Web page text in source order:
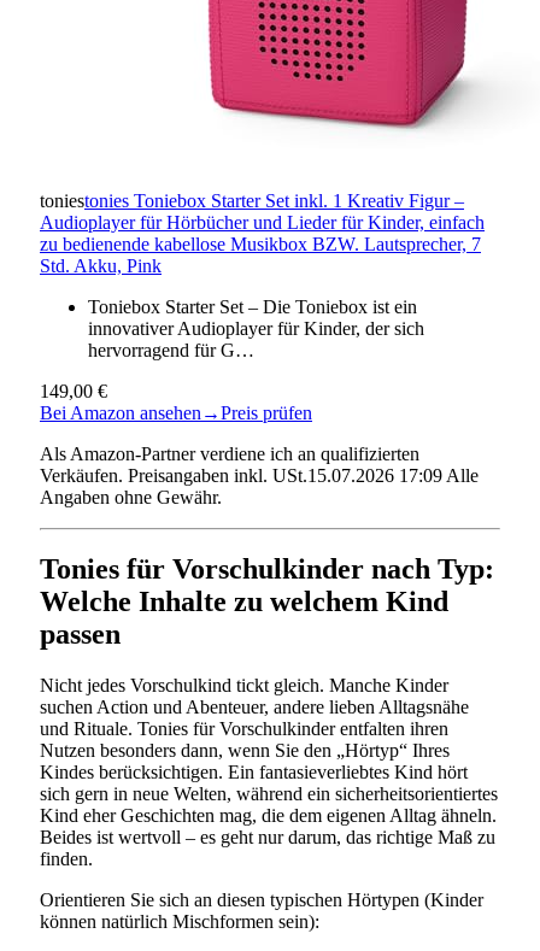
toniestonies Toniebox Starter Set inkl. 1 Kreativ Figur –
Audioplayer für Hörbücher und Lieder für Kinder, einfach
zu bedienende kabellose Musikbox BZW. Lautsprecher, 7
Std. Akku, Pink
Toniebox Starter Set – Die Toniebox ist ein
innovativer Audioplayer für Kinder, der sich
hervorragend für G…
149,00 €
Bei Amazon ansehen →Preis prüfen
Als Amazon-Partner verdiene ich an qualifizierten
Verkäufen. Preisangaben inkl. USt.15.07.2026 17:09 Alle
Angaben ohne Gewähr.
Tonies für Vorschulkinder nach Typ:
Welche Inhalte zu welchem Kind
passen
Nicht jedes Vorschulkind tickt gleich. Manche Kinder
suchen Action und Abenteuer, andere lieben Alltagsnähe
und Rituale. Tonies für Vorschulkinder entfalten ihren
Nutzen besonders dann, wenn Sie den „Hörtyp“ Ihres
Kindes berücksichtigen. Ein fantasieverliebtes Kind hört
sich gern in neue Welten, während ein sicherheitsorientiertes
Kind eher Geschichten mag, die dem eigenen Alltag ähneln.
Beides ist wertvoll – es geht nur darum, das richtige Maß zu
finden.
Orientieren Sie sich an diesen typischen Hörtypen (Kinder
können natürlich Mischformen sein):